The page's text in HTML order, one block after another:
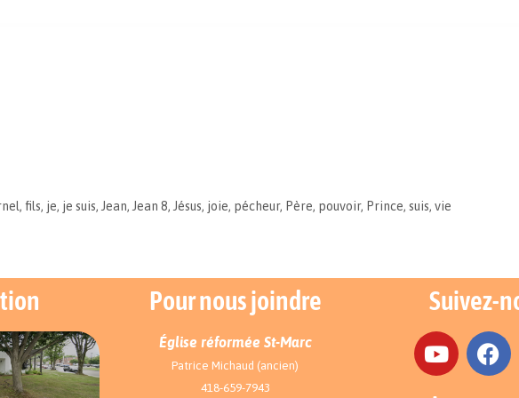
, fils, je, je suis, Jean, Jean 8, Jésus, joie, pécheur, Père, pouvoir, Prince, suis, vie
Pour nous joindre
Église réformée St-Marc
Patrice Michaud (ancien)
418-659-7943
Suivez-